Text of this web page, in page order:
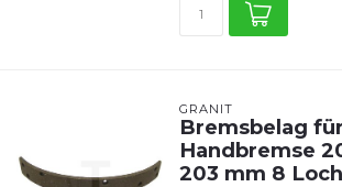
GRANIT
Bremsbelag für
Handbremse
203 mm 8